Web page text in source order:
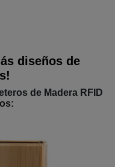
diseños de
de Madera RFID